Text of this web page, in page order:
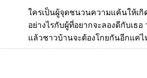
ใครเป็นผู้จุดชนวนความแค้นให้เ
อย่างไรกับผู้ที่อยากจะลองดีกับเธ
แล้วชาวบ้านจะต้องโกยกันอีกแค่